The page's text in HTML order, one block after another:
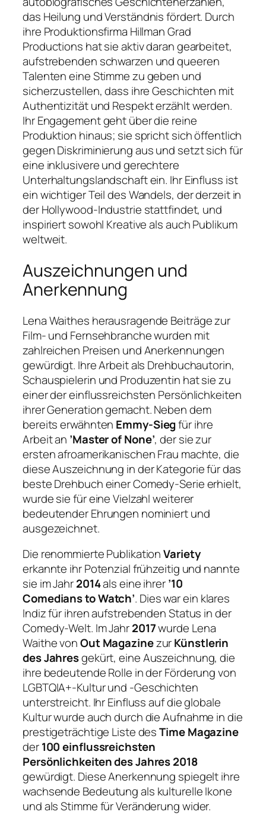
das Heilung und Verständnis fördert. Durch
ihre Produktionsfirma Hillman Grad
Productions hat sie aktiv daran gearbeitet,
aufstrebenden schwarzen und queeren
Talenten eine Stimme zu geben und
sicherzustellen, dass ihre Geschichten mit
Authentizität und Respekt erzählt werden.
Ihr Engagement geht über die reine
Produktion hinaus; sie spricht sich öffentlich
gegen Diskriminierung aus und setzt sich für
eine inklusivere und gerechtere
Unterhaltungslandschaft ein. Ihr Einfluss ist
ein wichtiger Teil des Wandels, der derzeit in
der Hollywood-Industrie stattfindet, und
inspiriert sowohl Kreative als auch Publikum
weltweit.
Auszeichnungen und
Anerkennung
Lena Waithes herausragende Beiträge zur
Film- und Fernsehbranche wurden mit
zahlreichen Preisen und Anerkennungen
gewürdigt. Ihre Arbeit als Drehbuchautorin,
Schauspielerin und Produzentin hat sie zu
einer der einflussreichsten Persönlichkeiten
ihrer Generation gemacht. Neben dem
bereits erwähnten Emmy-Siegfür ihre
Arbeit an ’Master of None’, der sie zur
ersten afroamerikanischen Frau machte, die
diese Auszeichnung in der Kategorie für das
beste Drehbuch einer Comedy-Serie erhielt,
wurde sie für eine Vielzahl weiterer
bedeutender Ehrungen nominiert und
ausgezeichnet.
Die renommierte PublikationVariety
erkannte ihr Potenzial frühzeitig und nannte
sie im Jahr2014als eine ihrer’10
Comedians to Watch’. Dies war ein klares
Indiz für ihren aufstrebenden Status in der
Comedy-Welt. Im Jahr2017wurde Lena
Waithe vonOut MagazinezurKünstlerin
des Jahresgekürt, eine Auszeichnung, die
ihre bedeutende Rolle in der Förderung von
LGBTQIA+-Kultur und -Geschichten
unterstreicht. Ihr Einfluss auf die globale
Kultur wurde auch durch die Aufnahme in die
prestigeträchtige Liste desTime Magazine
der100 einflussreichsten
Persönlichkeiten des Jahres 2018
gewürdigt. Diese Anerkennung spiegelt ihre
wachsende Bedeutung als kulturelle Ikone
und als Stimme für Veränderung wider.